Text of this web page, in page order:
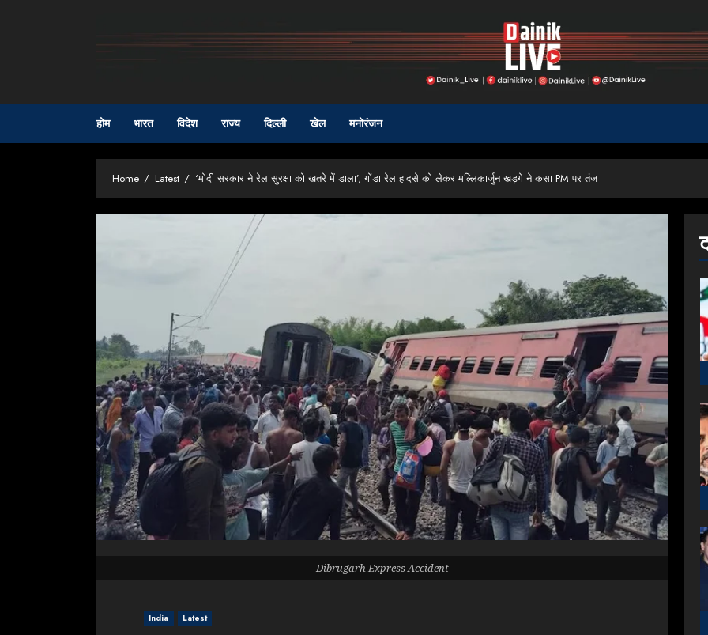
होम भारत विदेश राज्य दिल्ली खेल मनोरंजन
Home Latest ‘मोदी सरकार ने रेल सुरक्षा को खतरे में डाला’, गोंडा रेल हादसे को लेकर मल्लिकार्जुन खड़गे ने कसा PM पर तंज
India Latest
Dibrugarh Express Accident